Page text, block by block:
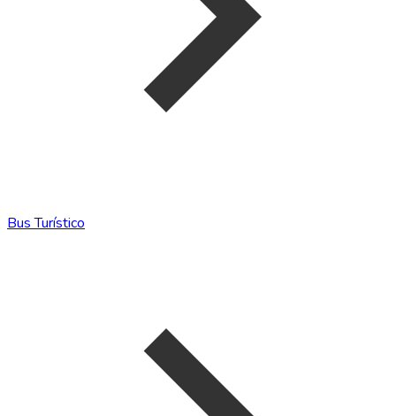
Bus Turístico